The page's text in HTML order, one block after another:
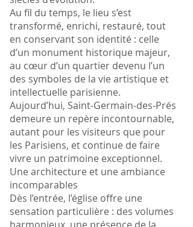
Au fil du temps, le lieu s’est
transformé, enrichi, restauré, tout
en conservant son identité : celle
d’un monument historique majeur,
au cœur d’un quartier devenu l’un
des symboles de la vie artistique et
intellectuelle parisienne.
Aujourd’hui, Saint-Germain-des-Prés
demeure un repère incontournable,
autant pour les visiteurs que pour
les Parisiens, et continue de faire
vivre un patrimoine exceptionnel.
Une architecture et une ambiance
incomparables
Dès l’entrée, l’église offre une
sensation particulière : des volumes